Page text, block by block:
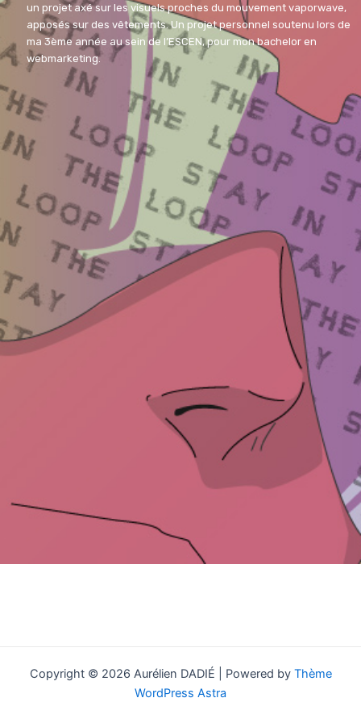
Aller
contenu
Aurélien DADIÉ
un projet axé sur les visuels proches du mouvement vaporwave,
apposés sur des vêtements. Un projet personnel soutenu lors de
ma 3ème année au sein de l’ESCEN, pour mon bachelor en
webmarketing.
Copyright © 2026 Aurélien DADIÉ | Powered by Thème
WordPress Astra